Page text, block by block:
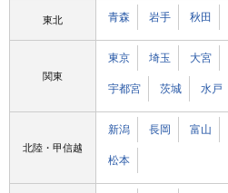
東北 青森 岩手 秋田
関東
東京 埼玉 大宮
宇都宮 茨城 水戸
北陸・甲信越
新潟 長岡 富山
松本